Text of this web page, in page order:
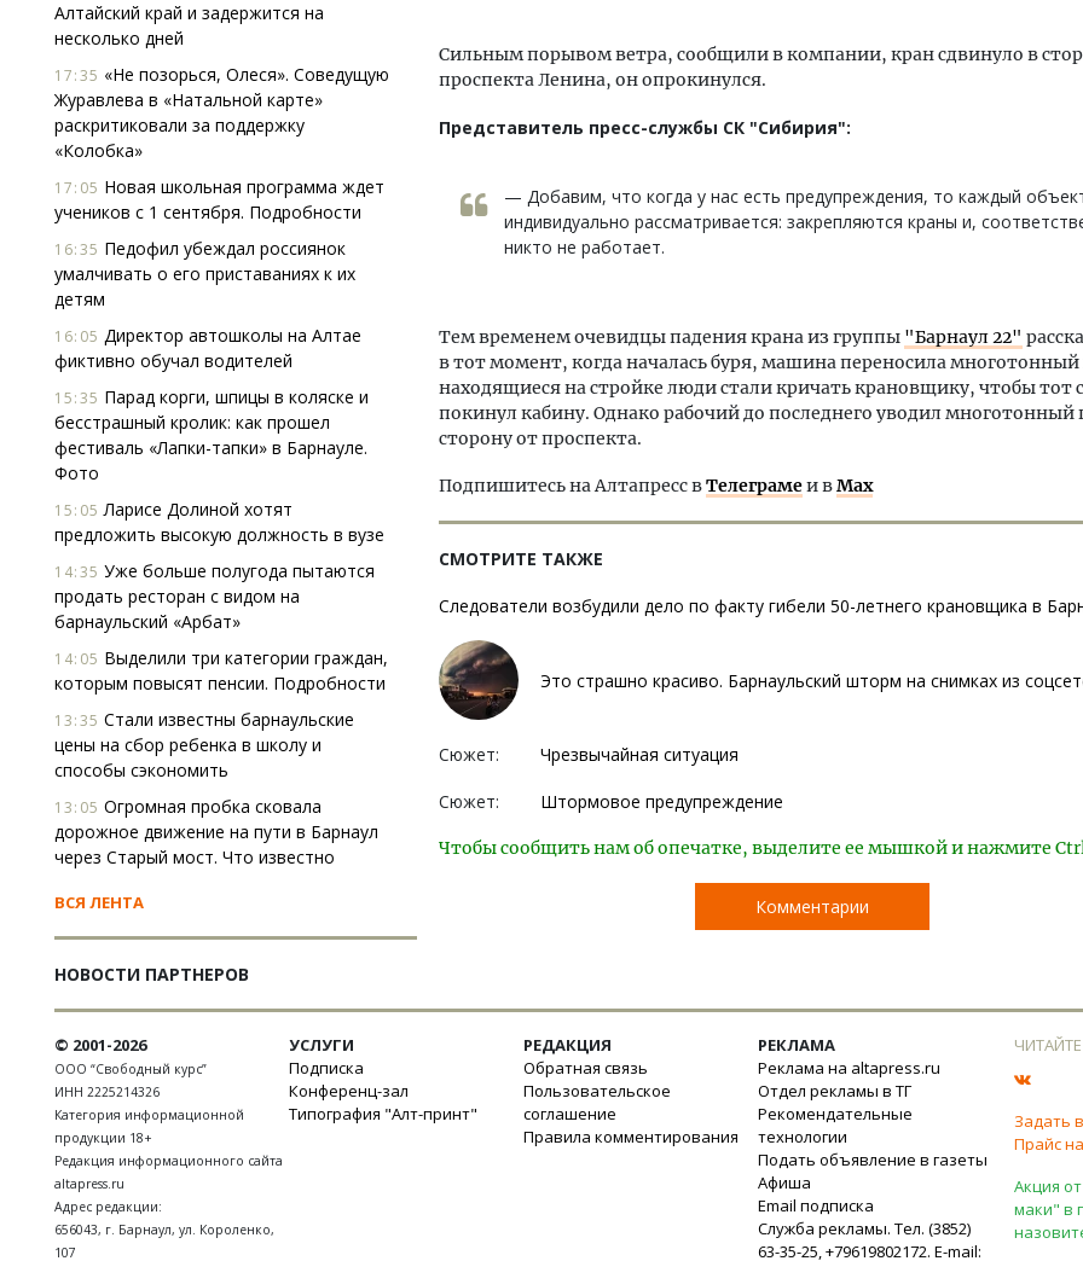
Алтайский край и задержится на
несколько дней
17:35 «Не позорься, Олеся». Соведущую
Журавлева в «Натальной карте»
раскритиковали за поддержку
«Колобка»
17:05 Новая школьная программа ждет
учеников с 1 сентября. Подробности
16:35 Педофил убеждал россиянок
умалчивать о его приставаниях к их
детям
16:05 Директор автошколы на Алтае
фиктивно обучал водителей
15:35 Парад корги, шпицы в коляске и
бесстрашный кролик: как прошел
фестиваль «Лапки-тапки» в Барнауле.
Фото
15:05 Ларисе Долиной хотят
предложить высокую должность в вузе
14:35 Уже больше полугода пытаются
продать ресторан с видом на
барнаульский «Арбат»
14:05 Выделили три категории граждан,
которым повысят пенсии. Подробности
13:35 Стали известны барнаульские
цены на сбор ребенка в школу и
способы сэкономить
13:05 Огромная пробка сковала
дорожное движение на пути в Барнаул
через Старый мост. Что известно
ВСЯ ЛЕНТА
НОВОСТИ ПАРТНЕРОВ
Сильным порывом ветра, сообщили в компании, кран сдвинуло в
проспекта Ленина, он опрокинулся.
Представитель пресс-службы СК "Сибирия":
— Добавим, что когда у нас есть предупреждения, то каждый
индивидуально рассматривается: закрепляются краны и,
никто не работает.
Тем временем очевидцы падения крана из группы "Барнаул 22"
в тот момент, когда началась буря, машина переносила многотонный
находящиеся на стройке люди стали кричать крановщику, чтобы тот
покинул кабину. Однако рабочий до последнего уводил многотонный
сторону от проспекта.
Подпишитесь на Алтапресс вТелеграмеи вMax
СМОТРИТЕ ТАКЖЕ
Следователи возбудили дело по факту гибели 50-летнего крановщика в
Это страшно красиво. Барнаульский шторм на снимках из
Сюжет: Чрезвычайная ситуация
Сюжет: Штормовое предупреждение
Чтобы сообщить нам об опечатке, выделите ее мышкой и нажмите
Комментарии
© 2001-2026
ООО “Свободный курс”
ИНН 2225214326
Категория информационной
продукции 18+
Редакция информационного сайта
altapress.ru
Адрес редакции:
656043, г. Барнаул, ул. Короленко,
107
УСЛУГИ
Подписка
Конференц-зал
Типография "Алт-принт"
РЕДАКЦИЯ
Обратная связь
Пользовательское
соглашение
Правила комментирования
РЕКЛАМА
Реклама на altapress.ru
Отдел рекламы в ТГ
Рекомендательные
технологии
Подать объявление в газеты
Афиша
Email подписка
Служба рекламы. Тел. (3852)
63-35-25, +79619802172. E-mail:
Задать
Прайс
Акция
маки" в